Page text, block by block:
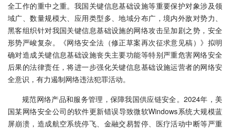
全工作的重中之重。我国关键信息基础设施等重要保护对象涉及领
域广、数量规模大、应用类型多、地域分布广，境内外敌对势力、
黑客组织针对我国关键信息基础设施的网络攻击呈加剧之势，安全
形势严峻复杂。《网络安全法（修正草案再次征求意见稿）》拟明
确对造成关键信息基础设施丧失主要功能等特别严重危害网络安全
后果的法律责任，将进一步强化关键信息基础设施运营者的网络安
全意识，有力遏制网络违法犯罪活动。
规范网络产品和服务管理，保障我国供应链安全。2024年，美
国某网络安全公司的软件更新错误导致微软Windows系统大规模蓝
屏崩溃，造成航空系统停飞、金融交易暂停、医疗活动中断等严重